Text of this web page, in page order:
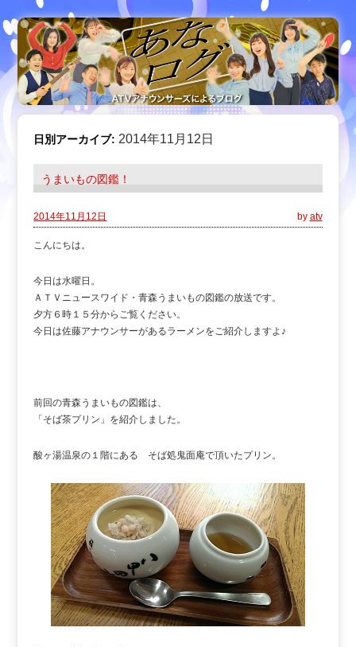
日別アーカイブ:2014年11月12日
うまいもの図鑑！
2014年11月12日 by atv
こんにちは。
今日は水曜日。
ＡＴＶニュースワイド・青森うまいもの図鑑の放送です。
夕方６時１５分からご覧ください。
今日は佐藤アナウンサーがあるラーメンをご紹介しますよ♪
前回の青森うまいもの図鑑は、
「そば茶プリン」を紹介しました。
酸ヶ湯温泉の１階にある そば処鬼面庵で頂いたプリン。